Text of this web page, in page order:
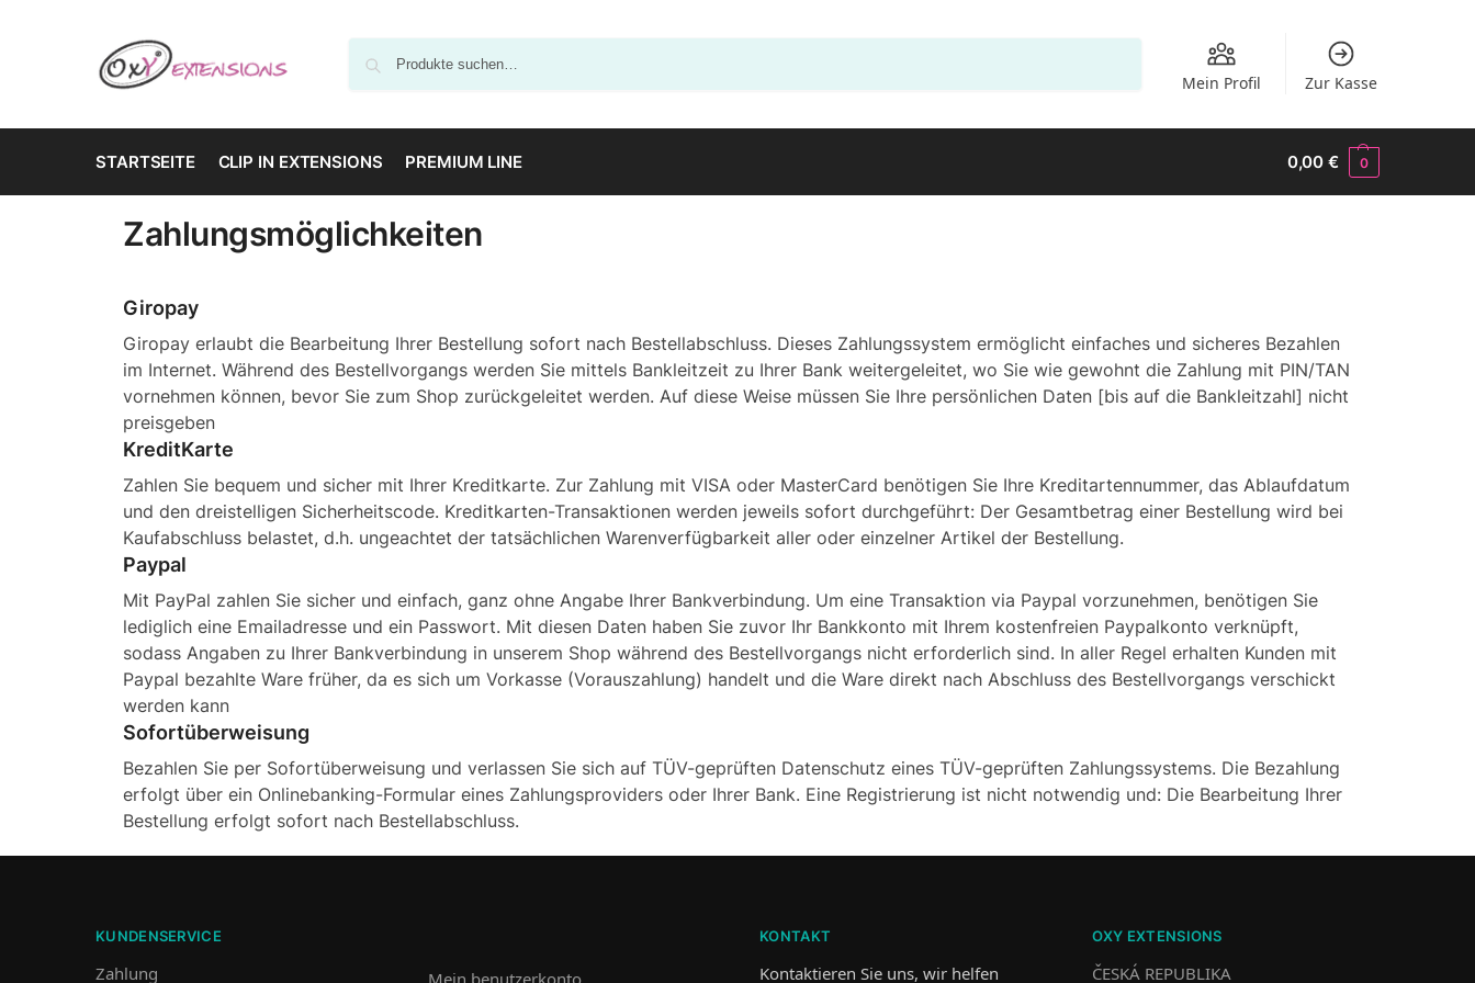
Mein Profil Zur Kasse
STARTSEITE CLIP IN EXTENSIONS PREMIUM LINE 0,00€ 0
Zahlungsmöglichkeiten
Giropay
Giropay erlaubt die Bearbeitung Ihrer Bestellung sofort nach Bestellabschluss. Dieses Zahlungssystem ermöglicht einfaches und sicheres Bezahlen
im Internet. Während des Bestellvorgangs werden Sie mittels Bankleitzeit zu Ihrer Bank weitergeleitet, wo Sie wie gewohnt die Zahlung mit PIN/TAN
vornehmen können, bevor Sie zum Shop zurückgeleitet werden. Auf diese Weise müssen Sie Ihre persönlichen Daten [bis auf die Bankleitzahl] nicht
preisgeben
KreditKarte
Zahlen Sie bequem und sicher mit Ihrer Kreditkarte. Zur Zahlung mit VISA oder MasterCard benötigen Sie Ihre Kreditartennummer, das Ablaufdatum
und den dreistelligen Sicherheitscode. Kreditkarten-Transaktionen werden jeweils sofort durchgeführt: Der Gesamtbetrag einer Bestellung wird bei
Kaufabschluss belastet, d.h. ungeachtet der tatsächlichen Warenverfügbarkeit aller oder einzelner Artikel der Bestellung.
Paypal
Mit PayPal zahlen Sie sicher und einfach, ganz ohne Angabe Ihrer Bankverbindung. Um eine Transaktion via Paypal vorzunehmen, benötigen Sie
lediglich eine Emailadresse und ein Passwort. Mit diesen Daten haben Sie zuvor Ihr Bankkonto mit Ihrem kostenfreien Paypalkonto verknüpft,
sodass Angaben zu Ihrer Bankverbindung in unserem Shop während des Bestellvorgangs nicht erforderlich sind. In aller Regel erhalten Kunden mit
Paypal bezahlte Ware früher, da es sich um Vorkasse (Vorauszahlung) handelt und die Ware direkt nach Abschluss des Bestellvorgangs verschickt
werden kann
Sofortüberweisung
Bezahlen Sie per Sofortüberweisung und verlassen Sie sich auf TÜV-geprüften Datenschutz eines TÜV-geprüften Zahlungssystems. Die Bezahlung
erfolgt über ein Onlinebanking-Formular eines Zahlungsproviders oder Ihrer Bank. Eine Registrierung ist nicht notwendig und: Die Bearbeitung Ihrer
Bestellung erfolgt sofort nach Bestellabschluss.
KUNDENSERVICE
Zahlung Mein benutzerkonto
KONTAKT
Kontaktieren Sie uns, wir helfen
OXY EXTENSIONS
ČESKÁ REPUBLIKA